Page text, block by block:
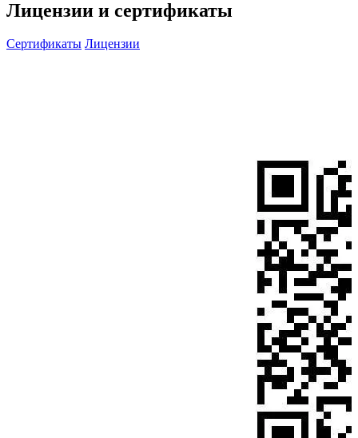
Лицензии и сертификаты
Сертификаты Лицензии